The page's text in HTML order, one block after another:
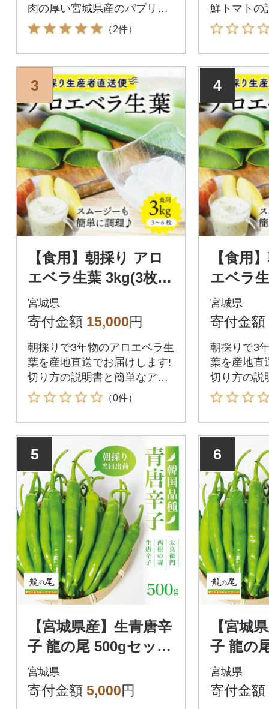
肉の厚い宮城県産のパプリカ
を是非ご賞味下さい。
（2件）
鮮トマトの
kg!
3
【食用】朝採り アロ
エベラ生葉 3kg(3枚～
6枚)3年物 宮城県産
宮城県
寄付金額 15,000円
朝採りで3年物のアロエベラ生
葉を産地直送でお届けします!
切り方の説明書と簡単なアレ
ンジレシピ付き♪
（0件）
4
【食用
エベラ
宮城県
寄付金額
朝採りで3
葉を産地直
切り方の説
ンジレシピ
5
【宮城県産】生青唐辛
子 龍の尾 500gセット
(500g×1袋)激辛韓国品
種 西根の森|太良衛門
宮城県
寄付金額 5,000円
6
【宮城
子 龍の
(500g×2
種 西根
宮城県
寄付金額